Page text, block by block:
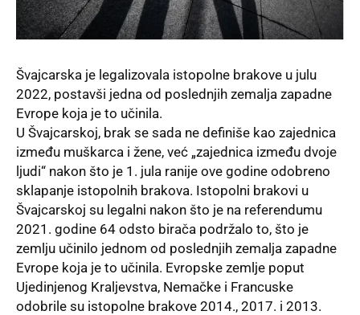
Švajcarska je legalizovala istopolne brakove u julu
2022, postavši jedna od poslednjih zemalja zapadne
Evrope koja je to učinila.
U Švajcarskoj, brak se sada ne definiše kao zajednica
između muškarca i žene, već „zajednica između dvoje
ljudi“ nakon što je 1. jula ranije ove godine odobreno
sklapanje istopolnih brakova. Istopolni brakovi u
Švajcarskoj su legalni nakon što je na referendumu
2021. godine 64 odsto birača podržalo to, što je
zemlju učinilo jednom od poslednjih zemalja zapadne
Evrope koja je to učinila. Evropske zemlje poput
Ujedinjenog Kraljevstva, Nemačke i Francuske
odobrile su istopolne brakove 2014., 2017. i 2013.